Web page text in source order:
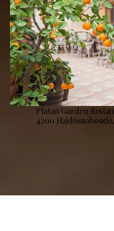
Platan Garden
4200